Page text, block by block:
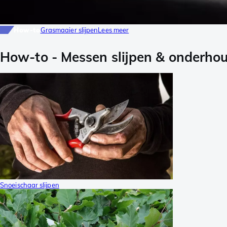
Grasmaaier slijpenLees meer
How-to- Messen slijpen &
Snoeischaar slijpen